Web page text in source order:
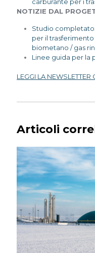
carburante per i
NOTIZIE DAL
Studio
per il
biometano / gas
Linee guida per la
LEGGI LA NEWSLETTER
Articoli